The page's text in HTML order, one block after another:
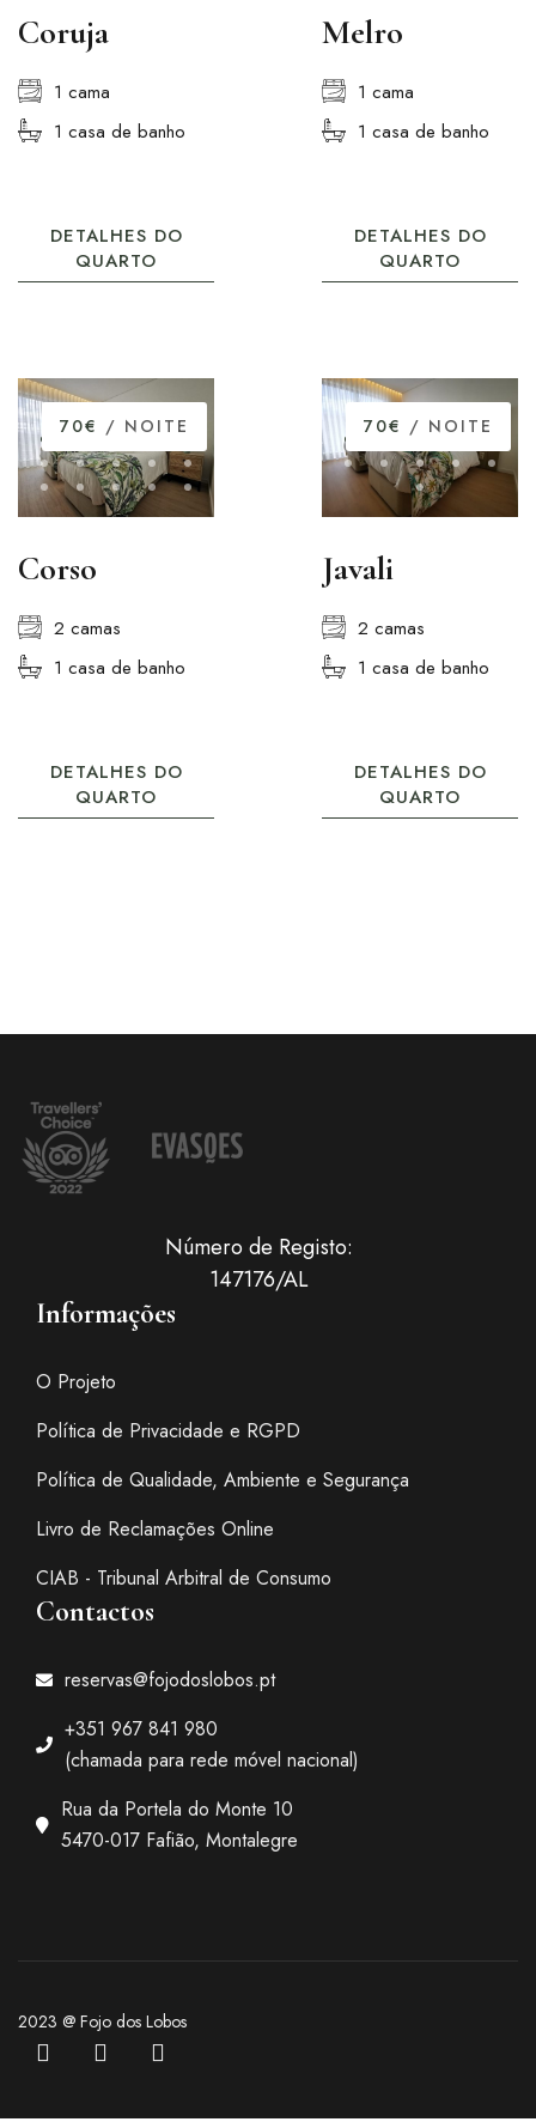
Coruja
1 cama
1 casa de banho
DETALHES DO
QUARTO
Melro
1 cama
1 casa de banho
DETALHES DO
QUARTO
70€ / NOITE
Corso
2 camas
1 casa de banho
DETALHES DO
QUARTO
70€ / NOITE
Javali
2 camas
1 casa de banho
DETALHES DO
QUARTO
Número de Registo:
147176/AL
Informações
O Projeto
Política de Privacidade e RGPD
Política de Qualidade, Ambiente e Segurança
Livro de Reclamações Online
CIAB - Tribunal Arbitral de Consumo
Contactos
reservas@fojodoslobos.pt
+351 967 841 980
(chamada para rede móvel nacional)
Rua da Portela do Monte 10
5470-017 Fafião, Montalegre
2023 @ Fojo dos Lobos